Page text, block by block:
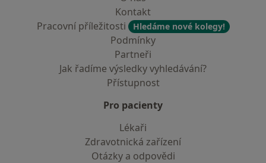
Kontakt
Pracovní příležitosti
Hledáme nové kolegy!
Podmínky
Partneři
Jak řadíme výsledky vyhledávání?
Přístupnost
Pro pacienty
Lékaři
Zdravotnická zařízení
Otázky a odpovědi